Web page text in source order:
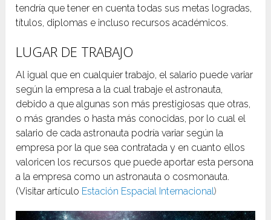
tendría que tener en cuenta todas sus metas logradas,
títulos, diplomas e incluso recursos académicos.
LUGAR DE TRABAJO
Al igual que en cualquier trabajo, el salario puede variar
según la empresa a la cual trabaje el astronauta,
debido a que algunas son más prestigiosas que otras,
o más grandes o hasta más conocidas, por lo cual el
salario de cada astronauta podría variar según la
empresa por la que sea contratada y en cuanto ellos
valoricen los recursos que puede aportar esta persona
a la empresa como un astronauta o cosmonauta.
(Visitar artículo Estación Espacial Internacional)